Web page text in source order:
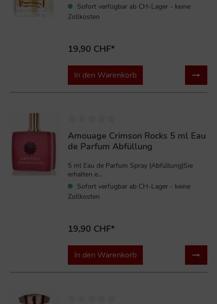
Sofort verfügbar ab CH-Lager - keine
Zollkosten
19,90 CHF*
In den Warenkorb
Amouage Crimson Rocks 5 ml Eau
de Parfum Abfüllung
5 ml Eau de Parfum Spray (Abfüllung)Sie
erhalten e...
Sofort verfügbar ab CH-Lager - keine
Zollkosten
19,90 CHF*
In den Warenkorb